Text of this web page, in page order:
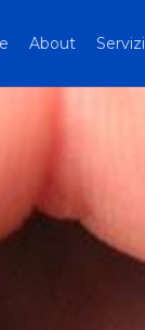
About Servizi